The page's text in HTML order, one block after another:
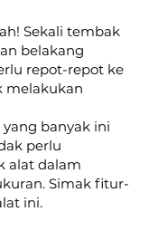
Sekali tembak
belakang
repot-repot ke
melakukan
banyak ini
perlu
alat dalam
Simak fitur-
ini.